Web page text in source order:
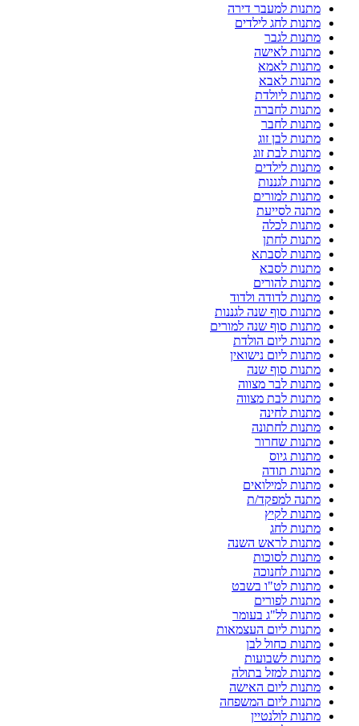
מתנות למעבר דירה
מתנות לחג לילדים
מתנות לגבר
מתנות לאישה
מתנות לאמא
מתנות לאבא
מתנות ליולדת
מתנות לחברה
מתנות לחבר
מתנות לבן זוג
מתנות לבת זוג
מתנות לילדים
מתנות לגננות
מתנות למורים
מתנה לסייעת
מתנות לכלה
מתנות לחתן
מתנות לסבתא
מתנות לסבא
מתנות להורים
מתנות לדודה ולדוד
מתנות סוף שנה לגננות
מתנות סוף שנה למורים
מתנות ליום הולדת
מתנות ליום נישואין
מתנות סוף שנה
מתנות לבר מצווה
מתנות לבת מצווה
מתנות לחינה
מתנות לחתונה
מתנות שחרור
מתנות גיוס
מתנות תודה
מתנות למילואים
מתנה למפקד/ת
מתנות לקיץ
מתנות לחג
מתנות לראש השנה
מתנות לסוכות
מתנות לחנוכה
מתנות לט"ו בשבט
מתנות לפורים
מתנות לל"ג בעומר
מתנות ליום העצמאות
מתנות כחול לבן
מתנות לשבועות
מתנות למזל בתולה
מתנות ליום האישה
מתנות ליום המשפחה
מתנות לולנטיין